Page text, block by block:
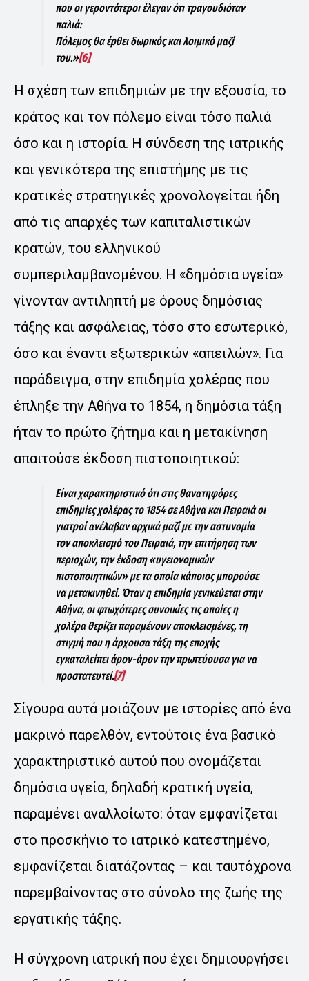
που οι γεροντότεροι έλεγαν ότι τραγουδιόταν
παλιά:
Πόλεμος θα έρθει δωρικός και λοιμικό μαζί
του.»[6]
Η σχέση των επιδημιών με την εξουσία, το
κράτος και τον πόλεμο είναι τόσο παλιά
όσο και η ιστορία. Η σύνδεση της ιατρικής
και γενικότερα της επιστήμης με τις
κρατικές στρατηγικές χρονολογείται ήδη
από τις απαρχές των καπιταλιστικών
κρατών, του ελληνικού
συμπεριλαμβανομένου. Η «δημόσια υγεία»
γίνονταν αντιληπτή με όρους δημόσιας
τάξης και ασφάλειας, τόσο στο εσωτερικό,
όσο και έναντι εξωτερικών «απειλών». Για
παράδειγμα, στην επιδημία χολέρας που
έπληξε την Αθήνα το 1854, η δημόσια τάξη
ήταν το πρώτο ζήτημα και η μετακίνηση
απαιτούσε έκδοση πιστοποιητικού:
Είναι χαρακτηριστικό ότι στις θανατηφόρες
επιδημίες χολέρας το 1854 σε Αθήνα και Πειραιά οι
γιατροί ανέλαβαν αρχικά μαζί με την αστυνομία
τον αποκλεισμό του Πειραιά, την επιτήρηση των
περιοχών, την έκδοση «υγειονομικών
πιστοποιητικών» με τα οποία κάποιος μπορούσε
να μετακινηθεί. Όταν η επιδημία γενικεύεται στην
Αθήνα, οι φτωχότερες συνοικίες τις οποίες η
χολέρα θερίζει παραμένουν αποκλεισμένες, τη
στιγμή που η άρχουσα τάξη της εποχής
εγκαταλείπει άρον-άρον την πρωτεύουσα για να
προστατευτεί.[7]
Σίγουρα αυτά μοιάζουν με ιστορίες από ένα
μακρινό παρελθόν, εντούτοις ένα βασικό
χαρακτηριστικό αυτού που ονομάζεται
δημόσια υγεία, δηλαδή κρατική υγεία,
παραμένει αναλλοίωτο: όταν εμφανίζεται
στο προσκήνιο το ιατρικό κατεστημένο,
εμφανίζεται διατάζοντας – και ταυτόχρονα
παρεμβαίνοντας στο σύνολο της ζωής της
εργατικής τάξης.
Η σύγχρονη ιατρική που έχει δημιουργήσει